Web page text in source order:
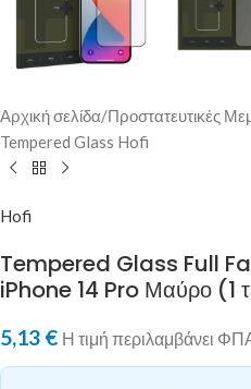
Αρχική σελίδα/Προστατευτικές
Tempered Glass Hofi
Hofi
Tempered Glass Full
iPhone 14 Pro Μαύρο (1
5,13 € Η τιμή περιλαμβάνει